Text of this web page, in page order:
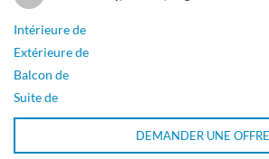
Balcon
Cabine spacieuse Sunset à balcon-[SG]
Intérieure de
Extérieure de
Balcon de
Suite de
DEMANDER UNE OFFRE